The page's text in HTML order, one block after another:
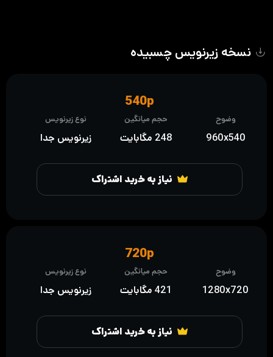
نسخه زیرنویس چسبیده
نیاز به خرید اشتراک
وضوح
960x540
حجم میانگین
248 مگابایت
نوع زیرنویس
زیرنویس جدا
540p
نیاز به خرید اشتراک
وضوح
1280x720
حجم میانگین
421 مگابایت
نوع زیرنویس
زیرنویس جدا
720p